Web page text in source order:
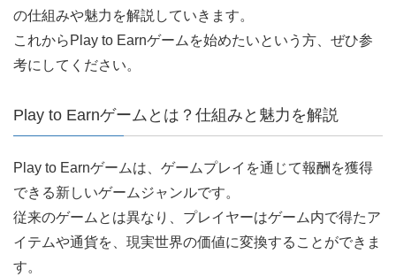
の仕組みや魅力を解説していきます。
これからPlay to Earnゲームを始めたいという方、ぜひ参
考にしてください。
Play to Earnゲームとは？仕組みと魅力を解説
Play to Earnゲームは、ゲームプレイを通じて報酬を獲得
できる新しいゲームジャンルです。
従来のゲームとは異なり、プレイヤーはゲーム内で得たア
イテムや通貨を、現実世界の価値に変換することができま
す。